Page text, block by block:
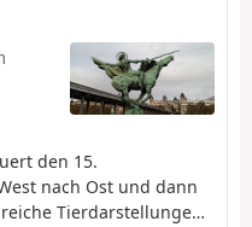
den 15.
nach Ost und dann
Tierdarstellungen